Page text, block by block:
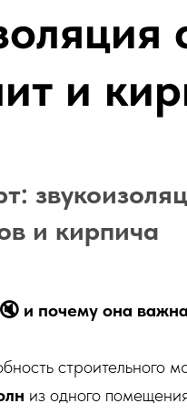
и
и кирпича
и почему она важна
строительного
из одного